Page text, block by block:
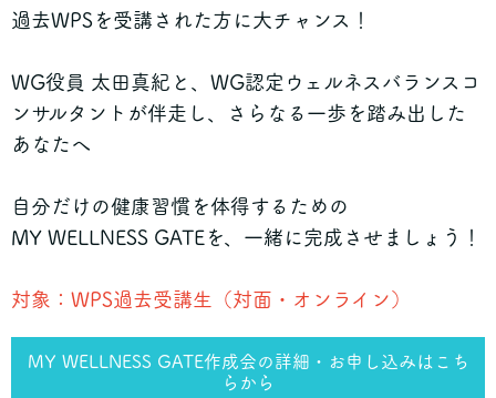
過去WPSを受講された方に大チャンス！
WG役員 太田真紀と、WG認定ウェルネスバランスコ
ンサルタントが伴走し、さらなる一歩を踏み出した
あなたへ
自分だけの健康習慣を体得するための
MY WELLNESS GATEを、一緒に完成させましょう！
対象：WPS過去受講生（対面・オンライン）
MY WELLNESS GATE作成会の詳細・お申し込みはこち
らから